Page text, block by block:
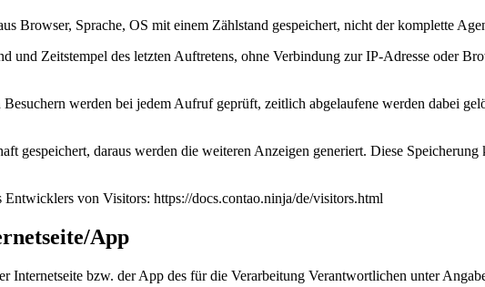
Browser, Sprache, OS mit einem Zählstand gespeichert, nicht der komplette
und Zeitstempel des letzten Auftretens, ohne Verbindung zur IP-Adresse oder
werden bei jedem Aufruf geprüft, zeitlich abgelaufene werden dabei
gespeichert, daraus werden die weiteren Anzeigen generiert. Diese
von Visitors: https://docs.contao.ninja/de/visitors.html
App
Internetseite bzw. der App des für die Verarbeitung Verantwortlichen unter